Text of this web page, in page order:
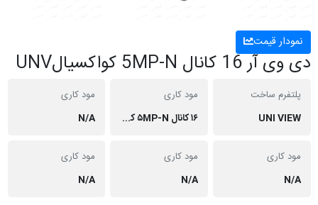
نمودار قیمت
دی وی آر‌ 16 کانال 5MP-N کواکسیالUNV
پلتفرم ساخت
UNI VIEW
مود کاری
۱۶ کانال ۵MP-N کواکسیال
مود کاری
N/A
مود کاری
N/A
مود کاری
N/A
مود کاری
N/A